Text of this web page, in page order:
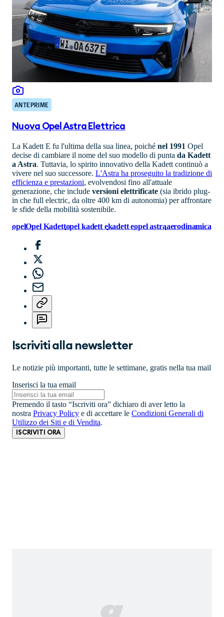
ANTEPRIME
Nuova Opel Astra Elettrica
La Kadett E fu l'ultima della sua linea, poiché nel 1991 Opel
decise di cambiare il nome del suo modello di punta da Kadett
a Astra. Tuttavia, lo spirito innovativo della Kadett continuò a
vivere nel suo successore. L'Astra ha proseguito la tradizione di
efficienza e prestazioni, evolvendosi fino all'attuale
generazione, che include versioni elettrificate (sia ibrido plug-
in che full electric, da oltre 400 km di autonomia) per affrontare
le sfide della mobilità sostenibile.
opelOpel Kadettopel kadett ekadett eopel astraaerodinamica
Iscriviti alla newsletter
Le notizie più importanti, tutte le settimane, gratis nella tua mail
Inserisci la tua email
Premendo il tasto “Iscriviti ora” dichiaro di aver letto la
nostra Privacy Policy e di accettare le Condizioni Generali di
Utilizzo dei Siti e di Vendita.
ISCRIVITI ORA